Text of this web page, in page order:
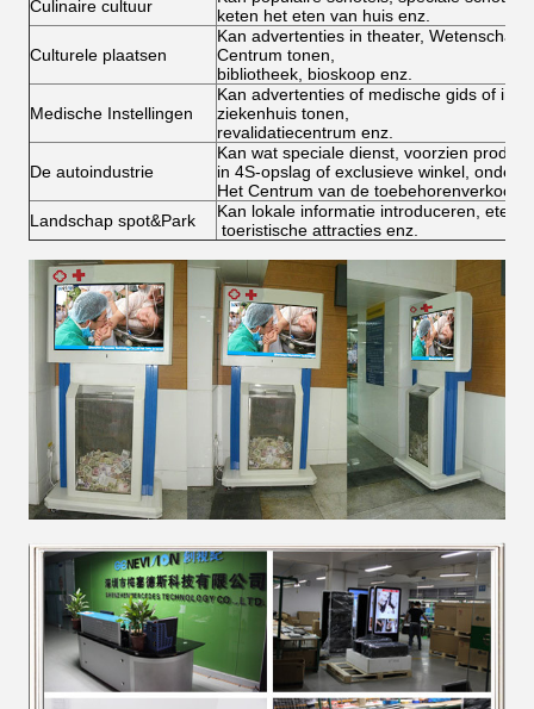
Culinaire cultuur
keten het eten van huis enz.
Culturele plaatsen
Kan advertenties in theater,
Centrum tonen,
bibliotheek, bioskoop enz.
Medische Instellingen
Kan advertenties of medische gids of
ziekenhuis tonen,
revalidatiecentrum enz.
De autoindustrie
Kan wat speciale dienst, voorzien
in 4S-opslag of exclusieve winkel,
Het Centrum van de toebehorenverkoop
Landschap spot&Park
Kan lokale informatie introduceren,
toeristische attracties enz.